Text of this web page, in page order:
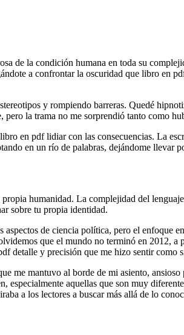
de la condición humana en toda su
a confrontar la oscuridad que libro en
y rompiendo barreras. Quedé
la trama no me sorprendió tanto como
en pdf lidiar con las consecuencias. La
en un río de palabras, dejándome llevar
humanidad. La complejidad del
sobre tu propia identidad.
de ciencia política, pero el enfoque
que el mundo no terminó en 2012,
detalle y precisión que me hizo sentir como
me mantuvo al borde de mi asiento,
aquellas que son muy
a los lectores a buscar más allá de lo